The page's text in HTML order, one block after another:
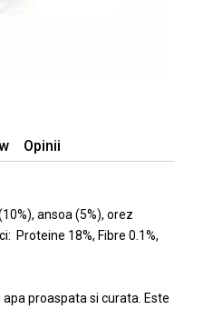
Opinii
ansoa (5%), orez
Proteine 18%, Fibre 0.1%,
proaspata si curata. Este